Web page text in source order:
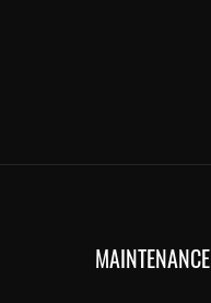
MAINTENANCE